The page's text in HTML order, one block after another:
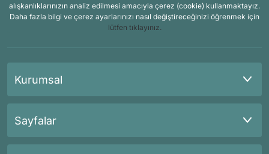
alışkanlıklarınızın analiz edilmesi amacıyla çerez (cookie) kullanmaktayız.
Daha fazla bilgi ve çerez ayarlarınızı nasıl değiştireceğinizi öğrenmek için
lütfen tıklayınız.
Kurumsal
Sayfalar